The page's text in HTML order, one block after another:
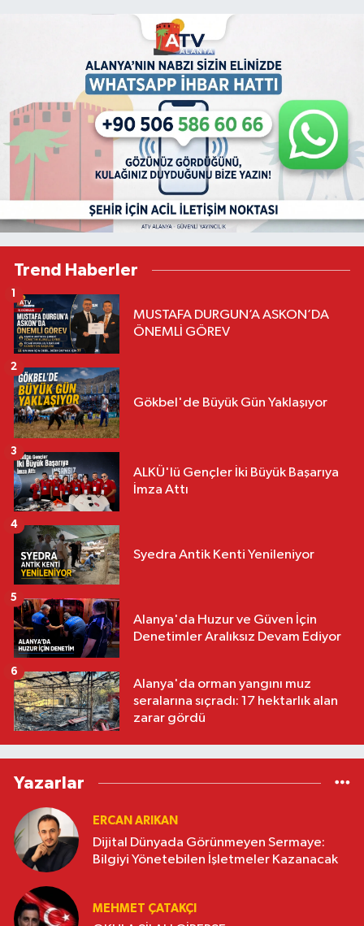
Trend Haberler
MUSTAFA DURGUN’A ASKON’DA
ÖNEMLİ GÖREV
1
Gökbel'de Büyük Gün Yaklaşıyor
2
ALKÜ'lü Gençler İki Büyük Başarıya
İmza Attı
3
Syedra Antik Kenti Yenileniyor
4
Alanya'da Huzur ve Güven İçin
Denetimler Aralıksız Devam Ediyor
5
Alanya'da orman yangını muz
seralarına sıçradı: 17 hektarlık alan
zarar gördü
6
Yazarlar
ERCAN ARIKAN
Dijital Dünyada Görünmeyen Sermaye:
Bilgiyi Yönetebilen İşletmeler Kazanacak
MEHMET ÇATAKÇI